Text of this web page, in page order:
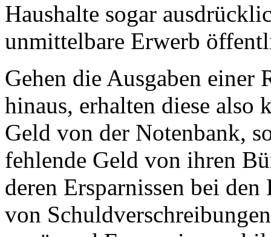
Haushalte sogar
unmittelbare Erwerb
Gehen die Ausgaben einer
hinaus, erhalten diese also
Geld von der Notenbank,
fehlende Geld von ihren
deren Ersparnissen bei
von